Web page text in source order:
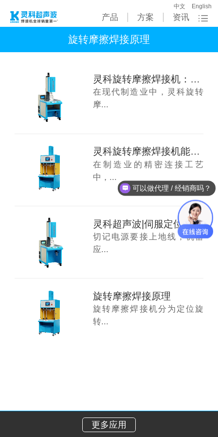
产品 方案 资讯
中文 English
旋转摩擦焊接原理
灵科旋转摩擦焊接机：从日用品到工业件，哪些...
在现代制造业中，灵科旋转
摩...
灵科旋转摩擦焊接机能焊接哪些产品呢？
在制造业的精密连接工艺
中，...
灵科超声波|伺服定位旋转摩檫焊接机安装须知
切记电源要接上地线，机器
应...
旋转摩擦焊接原理
旋转摩擦焊接机分为定位旋
转...
更多应用
可以做代理 / 经销商吗？